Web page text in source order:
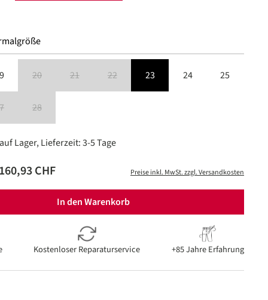
zurzeit nicht verfügbar.)
20(Diese Option ist zurzeit nicht verfügbar.)
21(Diese Option ist zurzeit nicht verfügbar.)
22(Diese Option ist zurzeit nicht verfügbar.)
23 24 25
28
Lager, Lieferzeit: 3-5 Tage
CHF Preise inkl. MwSt. zzgl. Versandkosten
In den Warenkorb
Kostenloser Reparaturservice +85 Jahre Erfahrung